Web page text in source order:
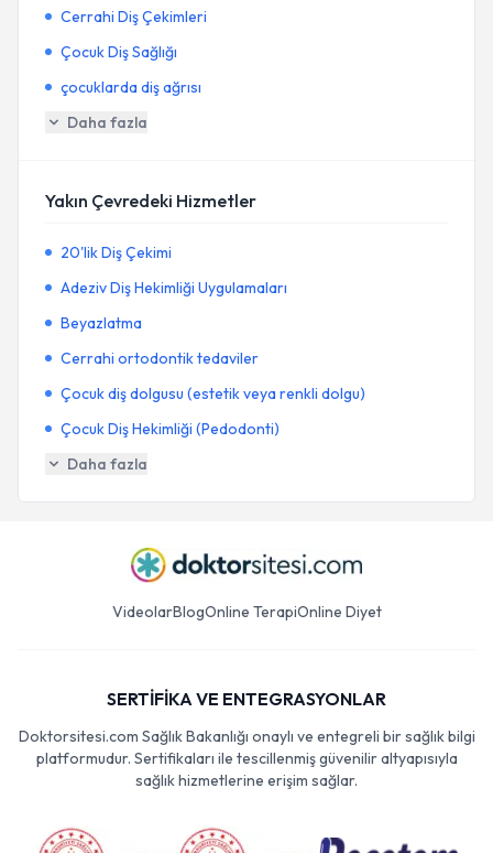
Cerrahi Diş Çekimleri
Çocuk Diş Sağlığı
çocuklarda diş ağrısı
Daha fazla
Yakın Çevredeki Hizmetler
20'lik Diş Çekimi
Adeziv Diş Hekimliği Uygulamaları
Beyazlatma
Cerrahi ortodontik tedaviler
Çocuk diş dolgusu (estetik veya renkli dolgu)
Çocuk Diş Hekimliği (Pedodonti)
Daha fazla
VideolarBlogOnline TerapiOnline Diyet
SERTİFİKA VE ENTEGRASYONLAR
Doktorsitesi.com Sağlık Bakanlığı onaylı ve entegreli bir sağlık bilgi
platformudur. Sertifikaları ile tescillenmiş güvenilir altyapısıyla
sağlık hizmetlerine erişim sağlar.